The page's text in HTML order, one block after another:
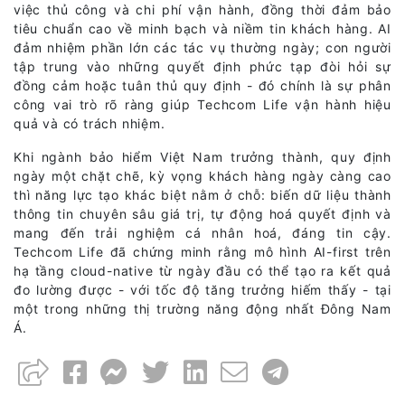
việc thủ công và chi phí vận hành, đồng thời đảm bảo
tiêu chuẩn cao về minh bạch và niềm tin khách hàng. AI
đảm nhiệm phần lớn các tác vụ thường ngày; con người
tập trung vào những quyết định phức tạp đòi hỏi sự
đồng cảm hoặc tuân thủ quy định - đó chính là sự phân
công vai trò rõ ràng giúp Techcom Life vận hành hiệu
quả và có trách nhiệm.
Khi ngành bảo hiểm Việt Nam trưởng thành, quy định
ngày một chặt chẽ, kỳ vọng khách hàng ngày càng cao
thì năng lực tạo khác biệt nằm ở chỗ: biến dữ liệu thành
thông tin chuyên sâu giá trị, tự động hoá quyết định và
mang đến trải nghiệm cá nhân hoá, đáng tin cậy.
Techcom Life đã chứng minh rằng mô hình AI-first trên
hạ tầng cloud-native từ ngày đầu có thể tạo ra kết quả
đo lường được - với tốc độ tăng trưởng hiếm thấy - tại
một trong những thị trường năng động nhất Đông Nam
Á.